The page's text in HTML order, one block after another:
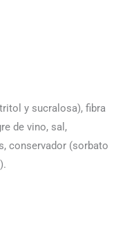
y sucralosa), fibra
de vino, sal,
conservador (sorbato